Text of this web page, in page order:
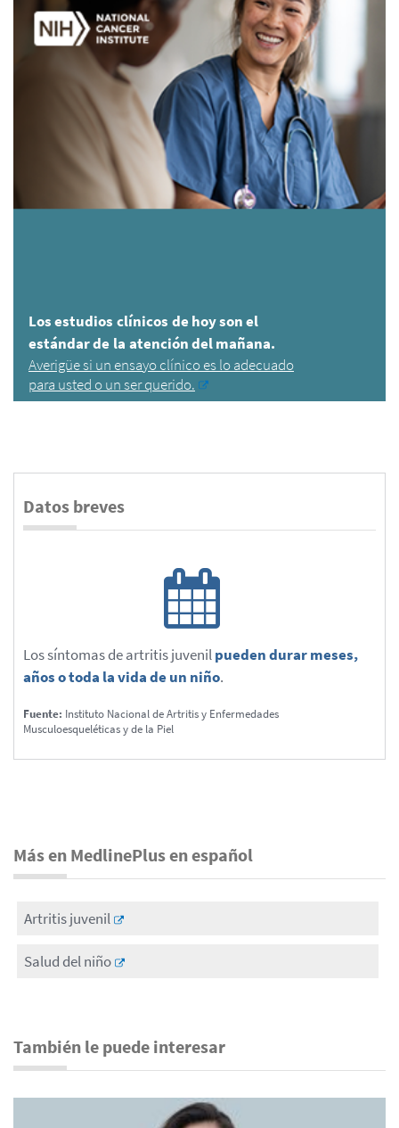
Los estudios clínicos de hoy son el
estándar de la atención del mañana.
Averigüe si un ensayo clínico es lo adecuado
para usted o un ser querido.
Datos breves
Los síntomas de artritis juvenilpueden durar meses,
años o toda la vida de un niño.
Fuente: Instituto Nacional de Artritis y Enfermedades
Musculoesqueléticas y de la Piel
Más en MedlinePlus en español
Artritis juvenil
Salud del niño
También le puede interesar